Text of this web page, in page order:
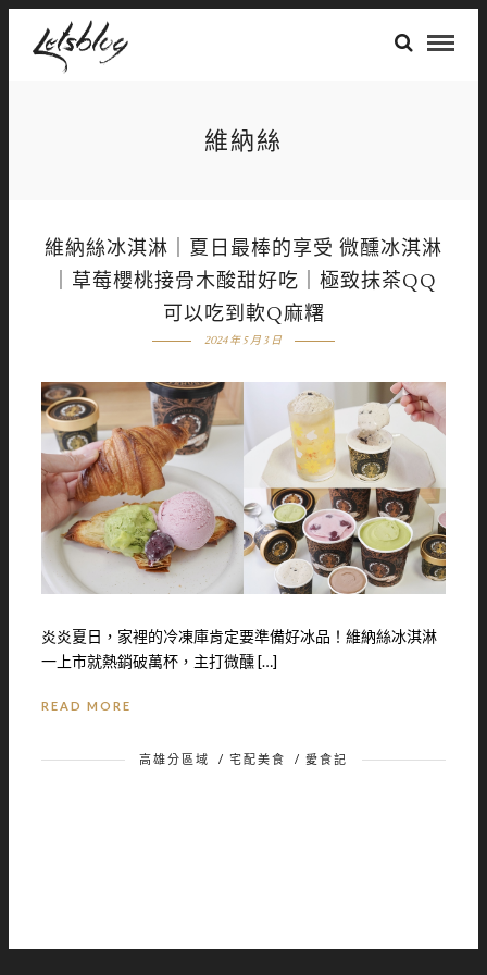
維納絲
維納絲冰淇淋｜夏日最棒的享受 微醺冰淇淋
｜草莓櫻桃接骨⽊酸甜好吃｜極致抹茶QQ
可以吃到軟Q麻糬
2024 年 5 月 3 日
炎炎夏日，家裡的冷凍庫肯定要準備好冰品！維納絲冰淇淋
一上市就熱銷破萬杯，主打微醺 […]
READ MORE
高雄分區域 / 宅配美食 / 愛食記